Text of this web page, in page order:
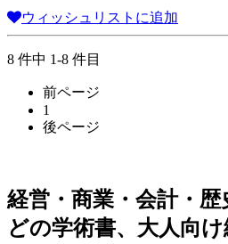
ウィッシュリストに追加
8 件中 1-8 件目
前ページ
1
後ページ
経営・商業・会計・
どの学術書、大人向